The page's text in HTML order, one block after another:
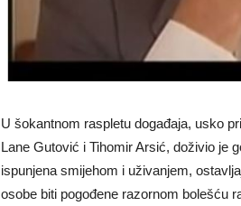
U šokantnom raspletu događaja, usko
Lane Gutović i Tihomir Arsić, doživio je
ispunjena smijehom i uživanjem,
osobe biti pogođene razornom bolešću